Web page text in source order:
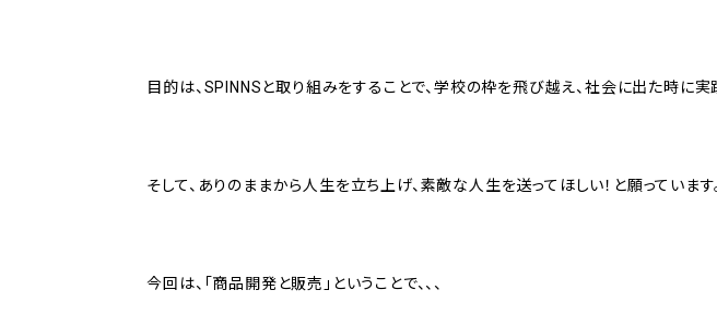
目的は、SPINNSと取り組みをすることで、学校の枠を飛び越え、社会に出た時に実
そして、ありのままから人生を立ち上げ、素敵な人生を送ってほしい！と願っています
今回は、「商品開発と販売」ということで、、、